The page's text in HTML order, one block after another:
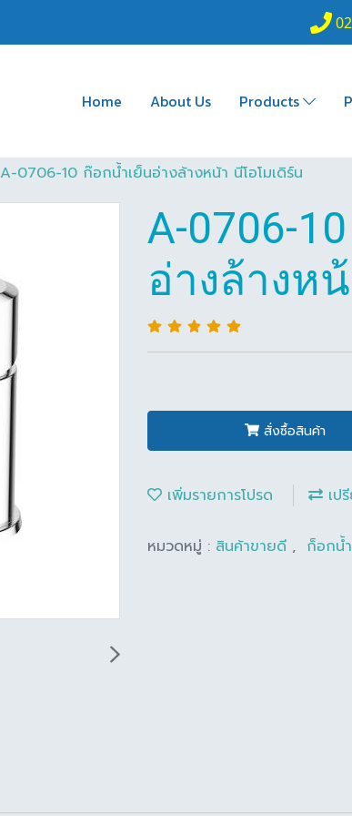
Home About Us Products
A-0706-10 ก๊อกน้ำเย็นอ่างล้างหน้า นีโอโมเดิร์น
A-0706-
อ่างล้างห
สั่งซื้อสินค้า
เพิ่มรายการโปรด เป
หมวดหมู่ : สินค้าขายดี , ก็อกน้